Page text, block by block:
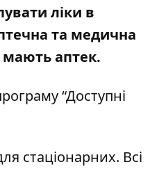
ліки в
та медична
мають аптек.
“Доступні
стаціонарних. Всі